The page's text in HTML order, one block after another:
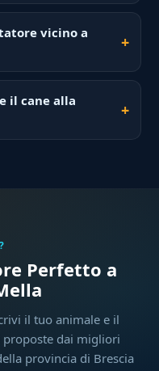
vicino a
il cane alla
Perfetto a
il tuo animale e il
proposte dai migliori
provincia di Brescia